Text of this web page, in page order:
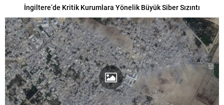
İngiltere’de Kritik Kurumlara Yönelik Büyük Siber Sızıntı